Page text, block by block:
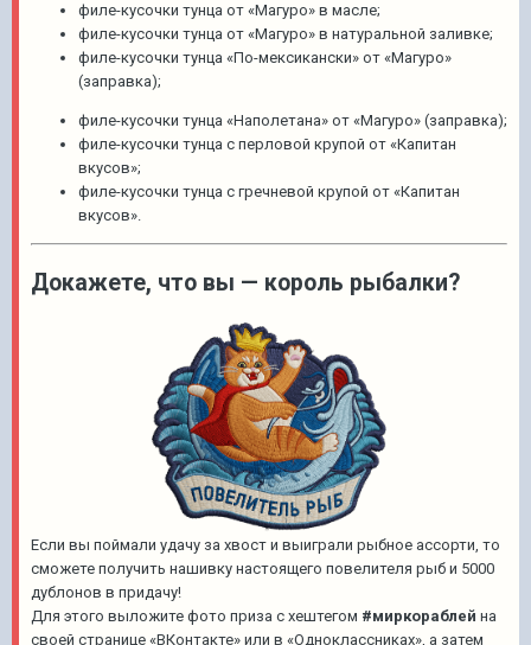
филе-кусочки тунца от «Магуро» в масле;
филе-кусочки тунца от «Магуро» в натуральной заливке;
филе-кусочки тунца «По-мексикански» от «Магуро»
(заправка);
филе-кусочки тунца «Наполетана» от «Магуро» (заправка);
филе-кусочки тунца с перловой крупой от «Капитан
вкусов»;
филе-кусочки тунца с гречневой крупой от «Капитан
вкусов».
Докажете, что вы — король рыбалки?
Если вы поймали удачу за хвост и выиграли рыбное ассорти, то
сможете получить нашивку настоящего повелителя рыб и 5000
дублонов в придачу!
Для этого выложите фото приза с хештегом #миркораблей на
своей странице «ВКонтакте» или в «Одноклассниках», а затем